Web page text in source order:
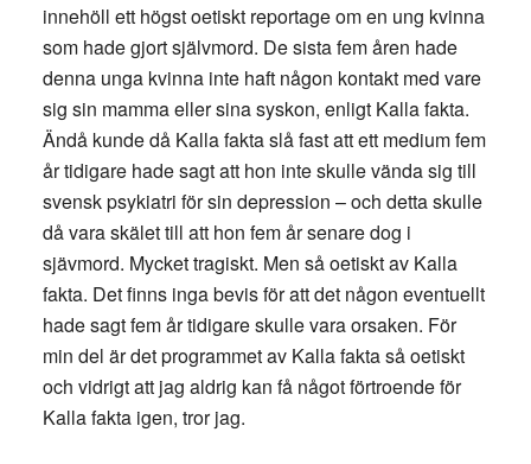
innehöll ett högst oetiskt reportage om en ung kvinna
som hade gjort självmord. De sista fem åren hade
denna unga kvinna inte haft någon kontakt med vare
sig sin mamma eller sina syskon, enligt Kalla fakta.
Ändå kunde då Kalla fakta slå fast att ett medium fem
år tidigare hade sagt att hon inte skulle vända sig till
svensk psykiatri för sin depression – och detta skulle
då vara skälet till att hon fem år senare dog i
sjävmord. Mycket tragiskt. Men så oetiskt av Kalla
fakta. Det finns inga bevis för att det någon eventuellt
hade sagt fem år tidigare skulle vara orsaken. För
min del är det programmet av Kalla fakta så oetiskt
och vidrigt att jag aldrig kan få något förtroende för
Kalla fakta igen, tror jag.